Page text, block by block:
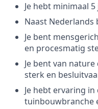
Je hebt minimaal
Naast Nederlands
Je bent
en procesmatig
Je bent van
sterk en
Je hebt ervaring
tuinbouwbranche